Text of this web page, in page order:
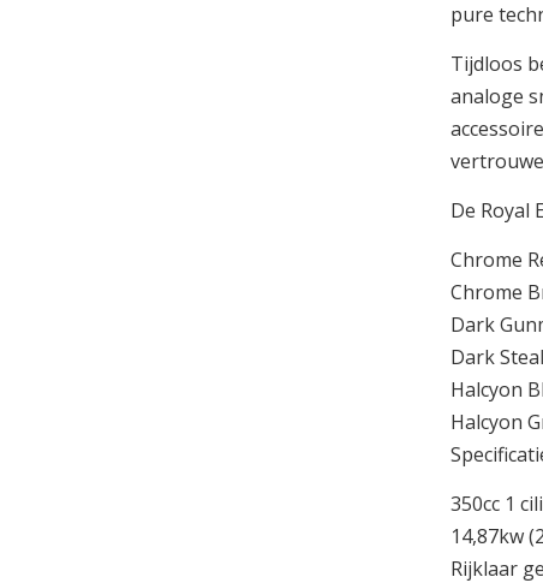
pure
Tijdloos
analoge
De Royal
Chrome
Chrome
Dark
Dark
Halcyon
Halcyon
350cc 1
14,87kw
Rijklaar